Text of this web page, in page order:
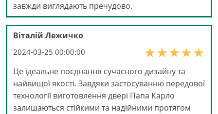
завжди виглядають пречудово.
Віталій Лежичко
2024-03-25 00:00:00
Це ідеальне поєднання сучасного дизайну та
найвищої якості. Завдяки застосуванню передової
технології виготовлення двері Папа Карло
залишаються стійкими та надійними протягом